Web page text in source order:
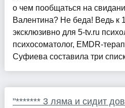
о чем пообщаться на
Валентина? Не беда! Ведь к
эксклюзивно для 5-tv.ru
психосоматолог, EMDR-
Суфиева составила три
"******* 3 ляма и сидит